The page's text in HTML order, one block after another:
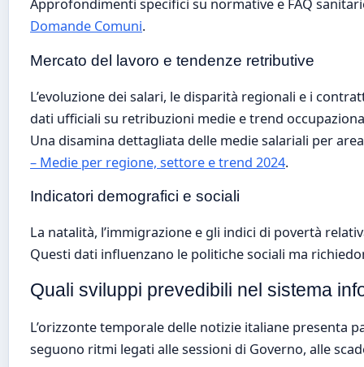
Approfondimenti specifici su normative e FAQ
Domande Comuni.
Mercato del lavoro e tendenze retributive
L’evoluzione dei salari, le disparità regionali e i
dati ufficiali su retribuzioni medie e trend
Una disamina dettagliata delle medie salariali per
– Medie per regione, settore e trend 2024.
Indicatori demografici e sociali
La natalità, l’immigrazione e gli indici di povertà
Questi dati influenzano le politiche sociali ma
Quali sviluppi prevedibili nel sistema
L’orizzonte temporale delle notizie italiane
seguono ritmi legati alle sessioni di Governo, alle